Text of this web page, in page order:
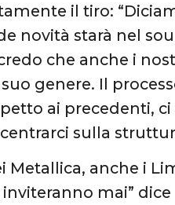
il tiro:
novità starà nel
che anche i
genere. Il
ai precedenti, ci
sulla
Metallica, anche i
mai” dice